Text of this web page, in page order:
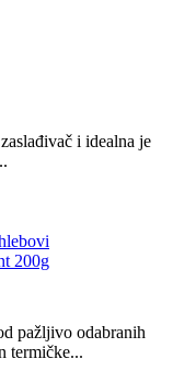
i idealna je
200g
pažljivo odabranih
termičke...